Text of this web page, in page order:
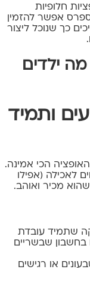
או להזמין לפחות 2-3 אופציות חלופיות
אפשר להזמין
כך שנוכל ליצור
ילדים
ותמיד
האופציה הכי אמינה.
לאכילה (אפילו
מכיר ואוהב.
שתמיד עובדת
שבשריים
או רגישים